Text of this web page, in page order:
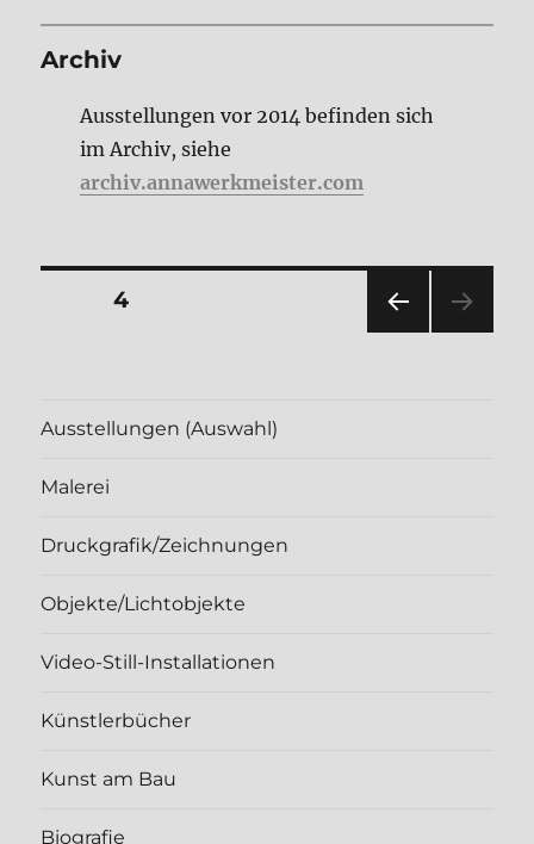
Archiv
Ausstellungen vor 2014 befinden sich
im Archiv, siehe
archiv.annawerkmeister.com
Seitennummerierung
Beiträge
SEITE4
Ausstellungen (Auswahl)
Malerei
Druckgrafik/Zeichnungen
Objekte/Lichtobjekte
Video-Still-Installationen
Künstlerbücher
Kunst am Bau
Biografie